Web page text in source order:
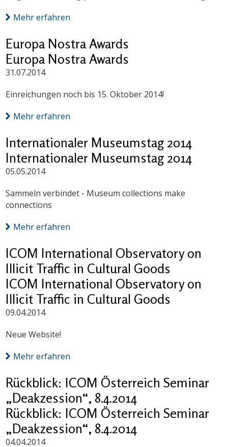
Mehr erfahren
Europa Nostra Awards
Europa Nostra Awards
31.07.2014
Einreichungen noch bis 15. Oktober 2014!
Mehr erfahren
Internationaler Museumstag 2014
Internationaler Museumstag 2014
05.05.2014
Sammeln verbindet - Museum collections make
connections
Mehr erfahren
ICOM International Observatory on
Illicit Traffic in Cultural Goods
ICOM International Observatory on
Illicit Traffic in Cultural Goods
09.04.2014
Neue Website!
Mehr erfahren
Rückblick: ICOM Österreich Seminar
„Deakzession“, 8.4.2014
Rückblick: ICOM Österreich Seminar
„Deakzession“, 8.4.2014
04.04.2014